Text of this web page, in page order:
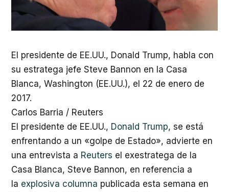
El presidente de EE.UU., Donald Trump, habla con
su estratega jefe Steve Bannon en la Casa
Blanca, Washington (EE.UU.), el 22 de enero de
2017.
Carlos Barria / Reuters
El presidente de EE.UU., Donald Trump, se está
enfrentando a un «golpe de Estado», advierte en
una entrevista a Reuters el exestratega de la
Casa Blanca, Steve Bannon, en referencia a
la explosiva columna publicada esta semana en